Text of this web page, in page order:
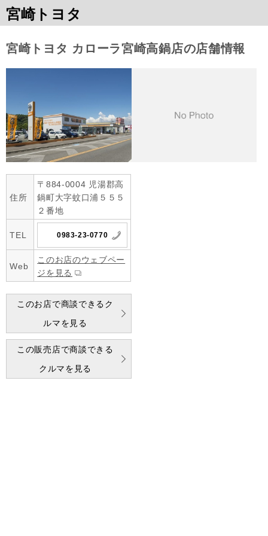
宮崎トヨタ
宮崎トヨタ カローラ宮崎高鍋店の店舗情報
住所
〒884-0004 児湯郡高
鍋町大字蚊口浦５５５
２番地
TEL 0983-23-0770
Web
このお店のウェブペー
ジを見る
このお店で商談できるク
ルマを見る
この販売店で商談できる
クルマを見る